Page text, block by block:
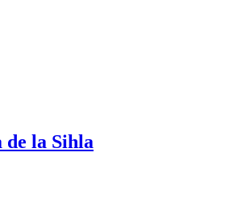
la Sihla